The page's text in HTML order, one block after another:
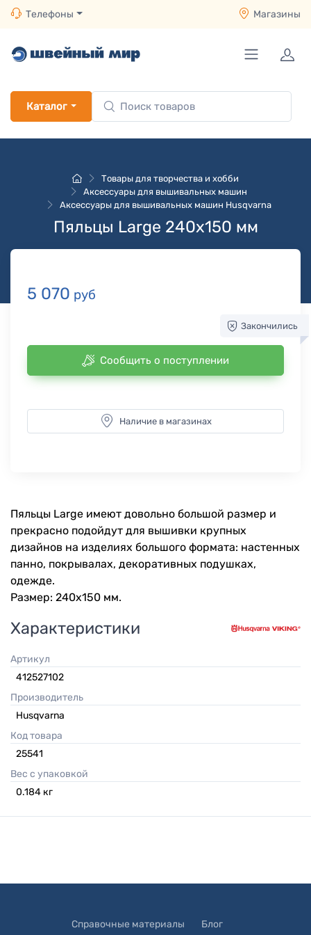
Телефоны Магазины
Каталог
Товары для творчества и хобби
Аксессуары для вышивальных машин
Аксессуары для вышивальных машин Husqvarna
Пяльцы Large 240х150 мм
5 070 руб
Закончились
Сообщить о поступлении
Наличие в магазинах
Пяльцы Large имеют довольно большой размер и
прекрасно подойдут для вышивки крупных
дизайнов на изделиях большого формата: настенных
панно, покрывалах, декоративных подушках,
одежде.
Размер: 240х150 мм.
Характеристики
Артикул
412527102
Производитель
Husqvarna
Код товара
25541
Вес с упаковкой
0.184 кг
Справочные материалы Блог